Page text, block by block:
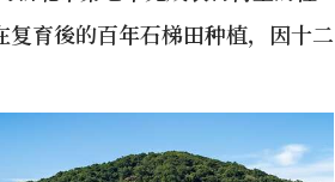
育後的百年石梯田种植，因十二